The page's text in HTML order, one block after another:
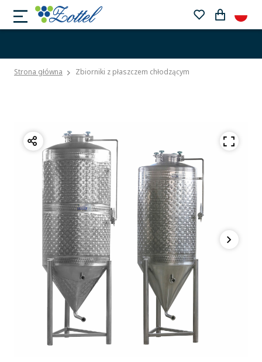
Strona główna Zbiorniki z płaszczem chłodzącym